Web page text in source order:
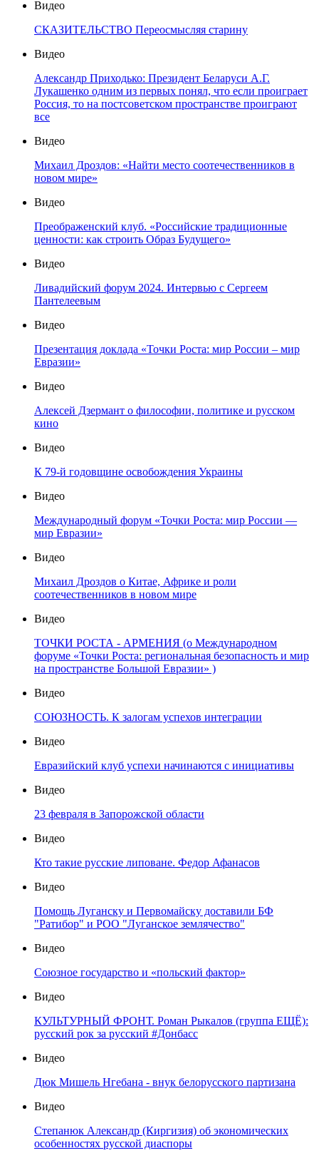
Видео
СКАЗИТЕЛЬСТВО Переосмысляя старину
Видео
Александр Приходько: Президент Беларуси А.Г.
Лукашенко одним из первых понял, что если проиграет
Россия, то на постсоветском пространстве проиграют
все
Видео
Михаил Дроздов: «Найти место соотечественников в
новом мире»
Видео
Преображенский клуб. «Российские традиционные
ценности: как строить Образ Будущего»
Видео
Ливадийский форум 2024. Интервью с Сергеем
Пантелеевым
Видео
Презентация доклада «Точки Роста: мир России – мир
Евразии»
Видео
Алексей Дзермант о философии, политике и русском
кино
Видео
К 79-й годовщине освобождения Украины
Видео
Международный форум «Точки Роста: мир России —
мир Евразии»
Видео
Михаил Дроздов о Китае, Африке и роли
соотечественников в новом мире
Видео
ТОЧКИ РОСТА - АРМЕНИЯ (о Международном
форуме «Точки Роста: региональная безопасность и мир
на пространстве Большой Евразии» )
Видео
СОЮЗНОСТЬ. К залогам успехов интеграции
Видео
Евразийский клуб успехи начинаются с инициативы
Видео
23 февраля в Запорожской области
Видео
Кто такие русские липоване. Федор Афанасов
Видео
Помощь Луганску и Первомайску доставили БФ
"Ратибор" и РОО "Луганское землячество"
Видео
Союзное государство и «польский фактор»
Видео
КУЛЬТУРНЫЙ ФРОНТ. Роман Рыкалов (группа ЕЩЁ):
русский рок за русский #Донбасс
Видео
Дюк Мишель Нгебана - внук белорусского партизана
Видео
Степанюк Александр (Киргизия) об экономических
особенностях русской диаспоры